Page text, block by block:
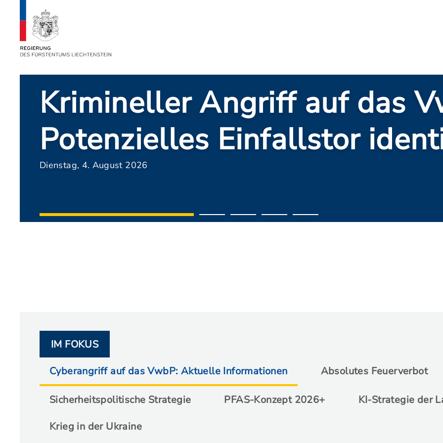
Erste Erkenntnisse: Gezielter
das VwbP
Montag, 3. August 2026
IM FOKUS
Cyberangriff auf das VwbP: Aktuelle Informationen
Absolutes Feuerverbot
Sicherheitspolitische Strategie PFAS-Konzept 2026+
KI-Strategie der
Krieg in der Ukraine